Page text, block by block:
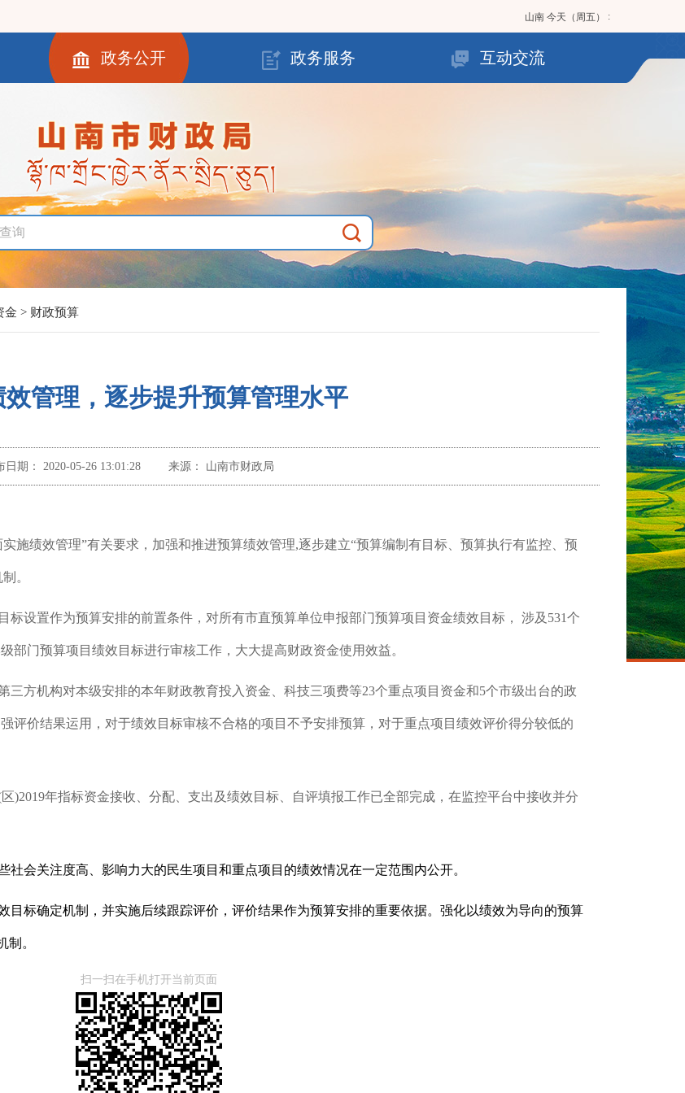
山南 今天（周五） :
政务公开 政务服务 互动交流
金 > 财政预算
效管理，逐步提升预算管理水平
日期： 2020-05-26 13:01:28 来源： 山南市财政局
施绩效管理”有关要求，加强和推进预算绩效管理,逐步建立“预算编制有目标、预算执行有监控、预
。
标设置作为预算安排的前置条件，对所有市直预算单位申报部门预算项目资金绩效目标， 涉及531个
部门预算项目绩效目标进行审核工作，大大提高财政资金使用效益。
三方机构对本级安排的本年财政教育投入资金、科技三项费等23个重点项目资金和5个市级出台的政
评价结果运用，对于绩效目标审核不合格的项目不予安排预算，对于重点项目绩效评价得分较低的
)2019年指标资金接收、分配、支出及绩效目标、自评填报工作已全部完成，在监控平台中接收并分
社会关注度高、影响力大的民生项目和重点项目的绩效情况在一定范围内公开。
目标确定机制，并实施后续跟踪评价，评价结果作为预算安排的重要依据。强化以绩效为导向的预算
制。
扫一扫在手机打开当前页面